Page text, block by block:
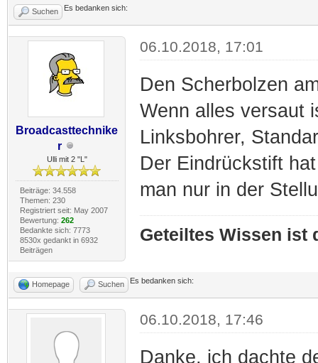
Suchen Es bedanken sich:
Broadcasttechnike
r
Ulli mit 2 "L"
Beiträge: 34.558
Themen: 230
Registriert seit: May 2007
Bewertung: 262
Bedankte sich: 7773
8530x gedankt in 6932
Beiträgen
06.10.2018, 17:01
Den Scherbolzen
Wenn alles versaut
Linksbohrer,
Der Eindrückstift
man nur in der
Geteiltes Wissen ist
Homepage Suchen Es bedanken sich:
06.10.2018, 17:46
Danke, ich dachte